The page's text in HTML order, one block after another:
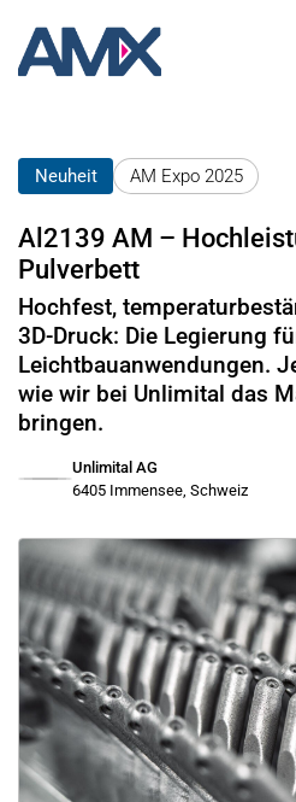
Neuheit AM Expo 2025
Al2139 AM –
Pulverbett
Hochfest,
3D-Druck: Die Legierung
Leichtbauanwendungen.
wie wir bei Unlimital das
bringen.
Unlimital AG
6405 Immensee, Schweiz